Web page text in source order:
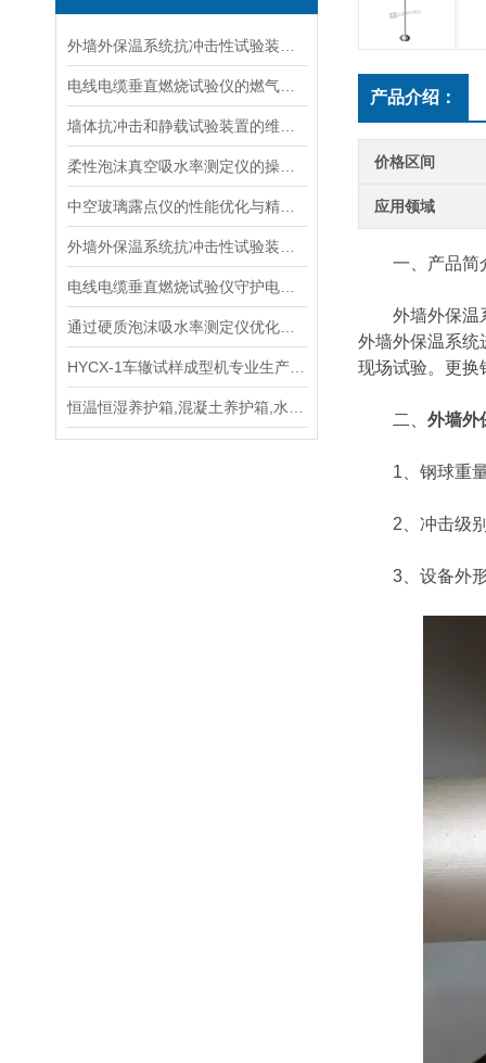
产品介绍：
价格区间
应用领域
一、产品简
外墙外保温系
外墙外保温系统
现场试验。更换
二、 外墙外
1、钢球重
2、冲击级别
3、设备外形